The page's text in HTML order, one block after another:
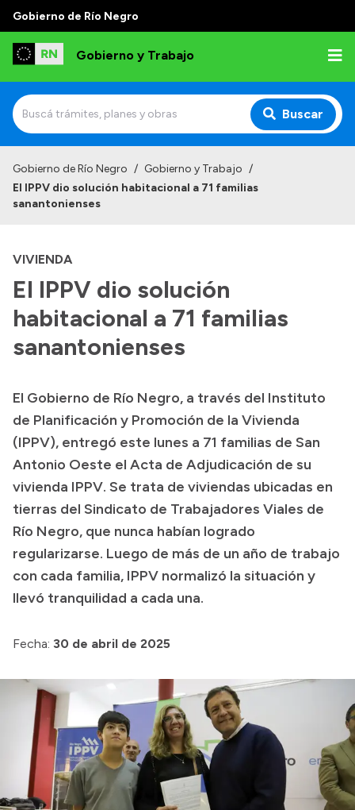
Gobierno de Río Negro
Gobierno y Trabajo
Buscar
Institucional
Autoridades, Áreas y Organismos
Delegaciones
Normativa
Presupuesto
Boletín Oficial
Compras y licitaciones
Consulta de expedientes
Consulta de pago a proveedores
Convocatorias
Intranet
Login
Gobierno de Río Negro / Gobierno y Trabajo /
El IPPV dio solución habitacional a 71 familias
sanantonienses
VIVIENDA
El IPPV dio solución
habitacional a 71 familias
sanantonienses
El Gobierno de Río Negro, a través del Instituto
de Planificación y Promoción de la Vivienda
(IPPV), entregó este lunes a 71 familias de San
Antonio Oeste el Acta de Adjudicación de su
vivienda IPPV. Se trata de viviendas ubicadas en
tierras del Sindicato de Trabajadores Viales de
Río Negro, que nunca habían logrado
regularizarse. Luego de más de un año de trabajo
con cada familia, IPPV normalizó la situación y
llevó tranquilidad a cada una.
Fecha: 30 de abril de 2025